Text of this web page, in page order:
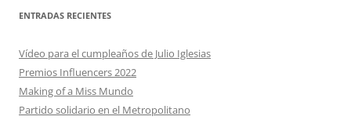
ENTRADAS RECIENTES
Vídeo para el cumpleaños de Julio Iglesias
Premios Influencers 2022
Making of a Miss Mundo
Partido solidario en el Metropolitano